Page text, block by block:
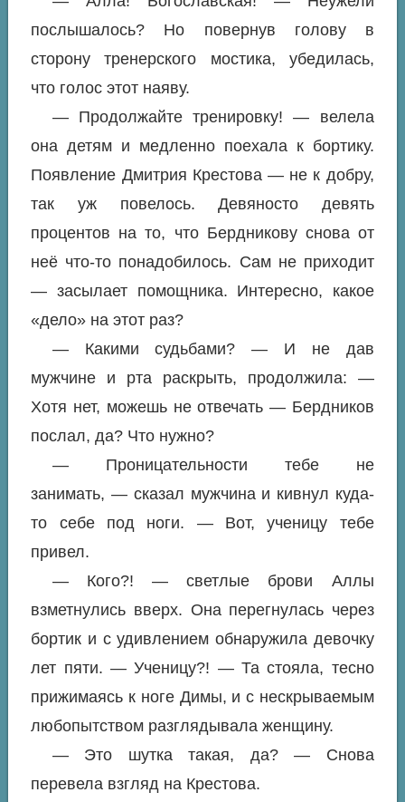
послышалось? Но повернув голову в
сторону тренерского мостика, убедилась,
что голос этот наяву.
— Продолжайте тренировку! — велела
она детям и медленно поехала к бортику.
Появление Дмитрия Крестова — не к добру,
так уж повелось. Девяносто девять
процентов на то, что Бердникову снова от
неё что-то понадобилось. Сам не приходит
— засылает помощника. Интересно, какое
«дело» на этот раз?
— Какими судьбами? — И не дав
мужчине и рта раскрыть, продолжила: —
Хотя нет, можешь не отвечать — Бердников
послал, да? Что нужно?
— Проницательности тебе не
занимать, — сказал мужчина и кивнул куда-
то себе под ноги. — Вот, ученицу тебе
привел.
— Кого?! — светлые брови Аллы
взметнулись вверх. Она перегнулась через
бортик и с удивлением обнаружила девочку
лет пяти. — Ученицу?! — Та стояла, тесно
прижимаясь к ноге Димы, и с нескрываемым
любопытством разглядывала женщину.
— Это шутка такая, да? — Снова
перевела взгляд на Крестова.